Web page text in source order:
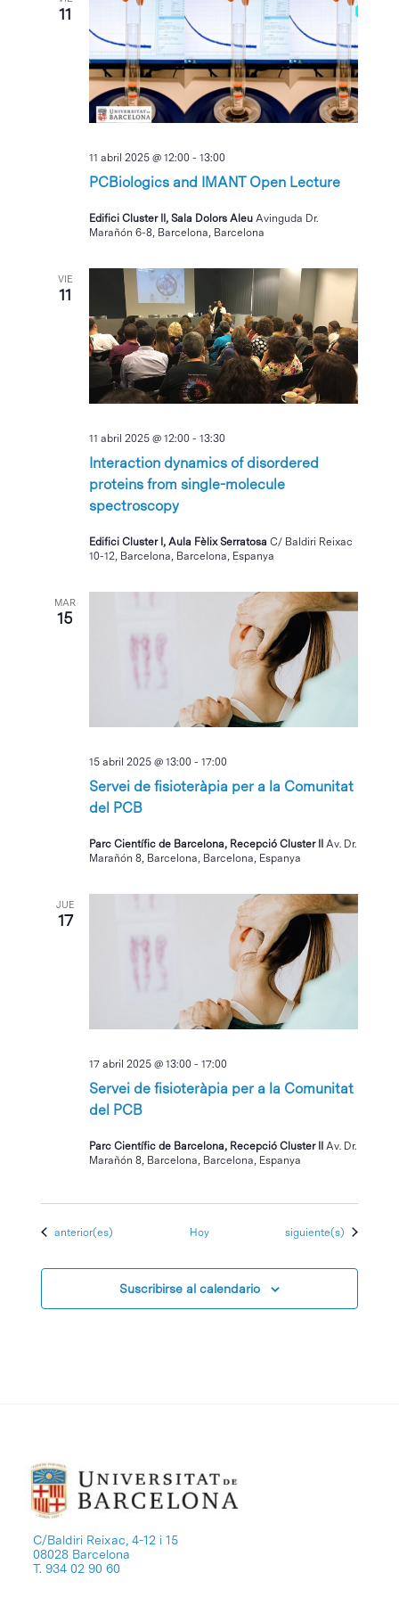
11
PCBiologics and IMANT Open Lecture
11 abril 2025 @ 12:00 -13:00
Edifici Cluster II, Sala Dolors AleuAvinguda Dr.
Marañón 6-8, Barcelona, Barcelona
VIE
11
Interaction dynamics of disordered
proteins from single-molecule
spectroscopy
11 abril 2025 @ 12:00 -13:30
Edifici Cluster I, Aula Fèlix SerratosaC/ Baldiri Reixac
10-12, Barcelona, Barcelona, Espanya
MAR
15
Servei de fisioteràpia per a la Comunitat
del PCB
15 abril 2025 @ 13:00 -17:00
Parc Científic de Barcelona, Recepció Cluster IIAv. Dr.
Marañón 8, Barcelona, Barcelona, Espanya
JUE
17
Servei de fisioteràpia per a la Comunitat
del PCB
17 abril 2025 @ 13:00 -17:00
Parc Científic de Barcelona, Recepció Cluster II Av. Dr.
Marañón 8, Barcelona, Barcelona, Espanya
Eventos
anterior(es) Hoy Eventos
siguiente(s)
Suscribirse al calendario
C/Baldiri Reixac, 4-12 i 15
08028 Barcelona
T. 934 02 90 60